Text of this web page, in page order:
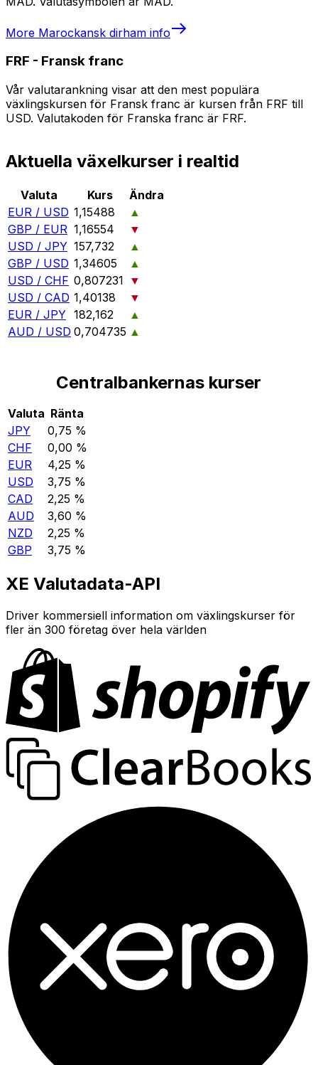
More Marockansk dirham info
FRF - Fransk franc
Vår valutarankning visar att den mest populära
växlingskursen för Fransk franc är kursen från FRF till
USD. Valutakoden för Franska franc är FRF.
Aktuella växelkurser i realtid
Valuta Kurs
Ändra
EUR / USD 1,15488
▲
GBP / EUR 1,16554
▼
USD / JPY 157,732
▲
GBP / USD 1,34605
▲
USD / CHF 0,807231 ▼
USD / CAD 1,40138
▼
EUR / JPY 182,162
▲
AUD / USD 0,704735 ▲
Centralbankernas kurser
Valuta Ränta
JPY
0,75 %
CHF
0,00 %
EUR
4,25 %
USD
3,75 %
CAD
2,25 %
AUD
3,60 %
NZD
2,25 %
GBP
3,75 %
XE Valutadata-API
Driver kommersiell information om växlingskurser för
fler än 300 företag över hela världen